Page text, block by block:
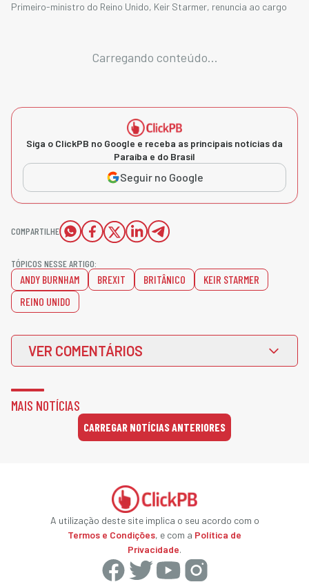
Primeiro-ministro do Reino Unido, Keir Starmer, renuncia ao cargo
Carregando conteúdo...
Siga o ClickPB no Google e receba as principais notícias da
Paraíba e do Brasil
Seguir no Google
COMPARTILHE
TÓPICOS NESSE ARTIGO:
ANDY BURNHAM BREXIT BRITÂNICO
KEIR STARMER
REINO UNIDO
VER COMENTÁRIOS
MAIS NOTÍCIAS
CARREGAR NOTÍCIAS ANTERIORES
A utilização deste site implica o seu acordo com o
Termos e Condições, e com a Política de
Privacidade.